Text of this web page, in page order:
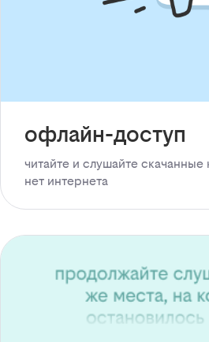
офлайн-доступ
читайте и слушайте
нет интернета